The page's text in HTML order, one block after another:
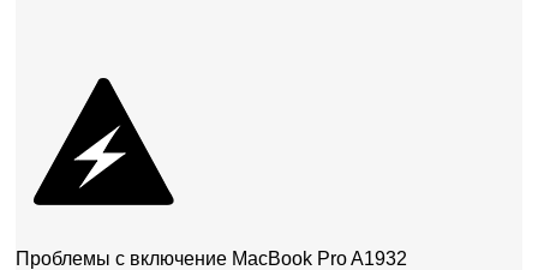
Проблемы с включение MacBook Pro A1932